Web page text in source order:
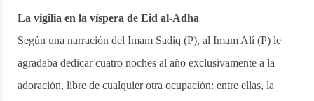
La vigilia en la víspera de Eid al-Adha
Según una narración del Imam Sadiq (P), al Imam Alí (P) le
agradaba dedicar cuatro noches al año exclusivamente a la
adoración, libre de cualquier otra ocupación: entre ellas, la